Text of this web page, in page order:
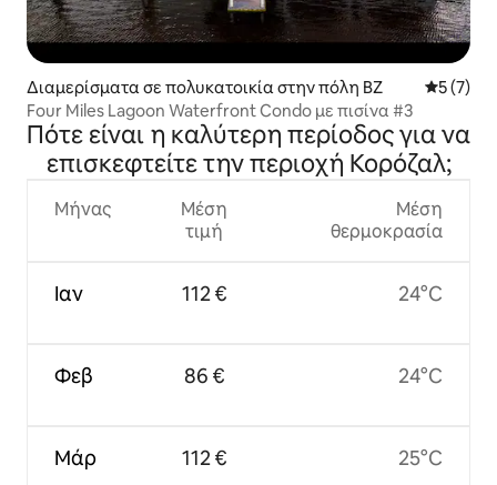
Διαμερίσματα σε πολυκατοικία στην πόλη BZ Μέση
5 (7)
Four Miles Lagoon Waterfront Condo με πισίνα #3
Πότε είναι η καλύτερη περίοδος για να
επισκεφτείτε την περιοχή Κορόζαλ;
Μήνας
Ιαν
Φεβ
Μάρ
Μέση
τιμή
112 €
86 €
112 €
Μέση
θερμοκρασία
24°C
24°C
25°C